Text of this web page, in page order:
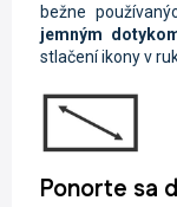
bežne
jemným
stlačení ikony v
Ponorte sa